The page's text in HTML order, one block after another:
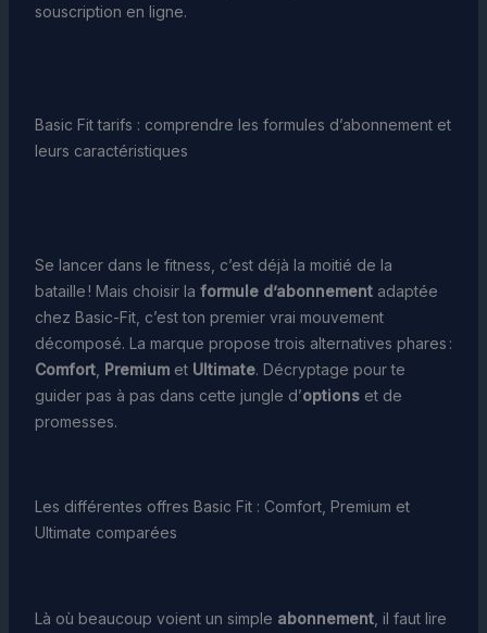
souscription en ligne.
Basic Fit tarifs : comprendre les formules d’abonnement et
leurs caractéristiques
Se lancer dans le fitness, c’est déjà la moitié de la
bataille ! Mais choisir la formule d’abonnementadaptée
chez Basic-Fit, c’est ton premier vrai mouvement
décomposé. La marque propose trois alternatives phares :
Comfort, Premiumet Ultimate. Décryptage pour te
guider pas à pas dans cette jungle d’optionset de
promesses.
Les différentes offres Basic Fit : Comfort, Premium et
Ultimate comparées
Là où beaucoup voient un simple abonnement, il faut lire